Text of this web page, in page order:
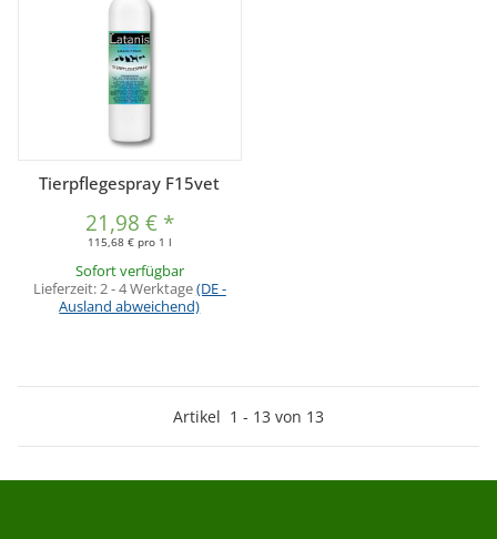
Tierpflegespray F15vet
21,98 € *
115,68 € pro 1 l
Sofort verfügbar
Lieferzeit:2 - 4 Werktage(DE -
Ausland abweichend)
Artikel 1 - 13 von 13